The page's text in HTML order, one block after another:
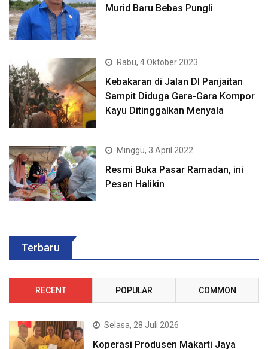
Murid Baru Bebas Pungli
Rabu, 4 Oktober 2023
Kebakaran di Jalan DI Panjaitan
Sampit Diduga Gara-Gara Kompor
Kayu Ditinggalkan Menyala
Minggu, 3 April 2022
Resmi Buka Pasar Ramadan, ini
Pesan Halikin
Terbaru
RECENT POPULAR COMMON
Selasa, 28 Juli 2026
Koperasi Produsen Makarti Jaya